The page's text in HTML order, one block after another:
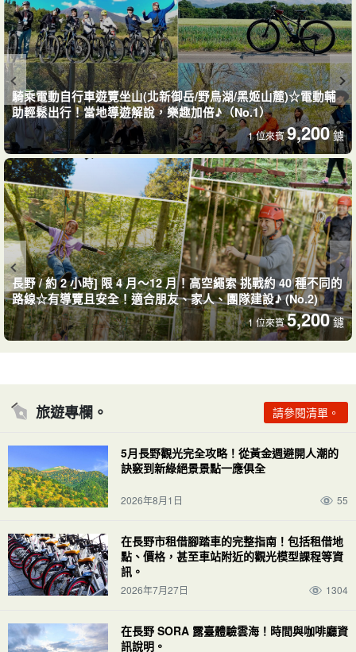
在安全、鋪設好的森林道路上輕鬆馳騁。
這條路是一條鋪設好的林間小路，車少人稀，初學者可以放鬆心
情，享受怡人的微風，在大自然中騎車。
自然探索與茶療時間
â
淺間高原的魅力！
騎乘電動自行車遊覽坐山(北新御岳/野鳥湖/黑姬山麓)☆電動輔
助輕鬆出行！當地導遊解說，樂趣加倍♪（No.1）
1 位來賓9,200 鑢
長野 / 約 2 小時] 限 4 月～12 月！高空繩索 挑戰約 40 種不同的
路線☆有導覽且安全！適合朋友、家人、團隊建設♪ (No.2)
1 位來賓5,200 鑢
旅遊專欄。 請參閱清單。
5月長野觀光完全攻略！從黃金週避開人潮的
訣竅到新綠絕景景點一應俱全
2026年8月1日 55
在長野市租借腳踏車的完整指南！包括租借地
點、價格，甚至車站附近的觀光模型課程等資
訊。
2026年7月27日 1304
在長野 SORA 露臺體驗雲海！時間與咖啡廳資
訊說明。